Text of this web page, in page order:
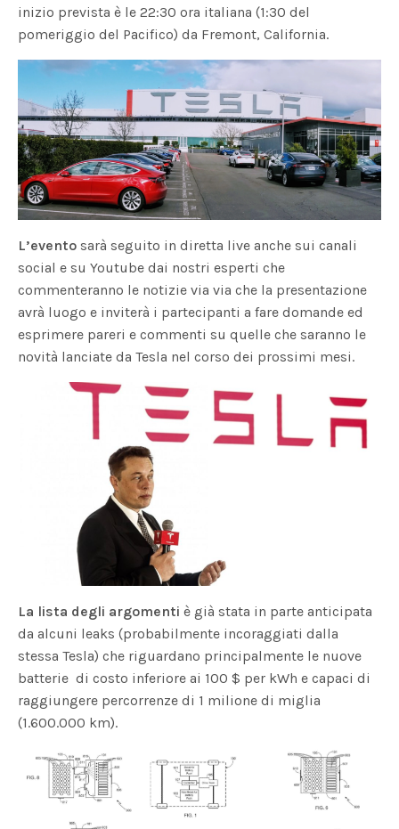
inizio prevista è le 22:30 ora italiana (1:30 del
pomeriggio del Pacifico) da Fremont, California.
L’evento sarà seguito in diretta live anche sui canali
social e su Youtube dai nostri esperti che
commenteranno le notizie via via che la presentazione
avrà luogo e inviterà i partecipanti a fare domande ed
esprimere pareri e commenti su quelle che saranno le
novità lanciate da Tesla nel corso dei prossimi mesi.
La lista degli argomenti è già stata in parte anticipata
da alcuni leaks (probabilmente incoraggiati dalla
stessa Tesla) che riguardano principalmente le nuove
batterie di costo inferiore ai 100 $ per kWh e capaci di
raggiungere percorrenze di 1 milione di miglia
(1.600.000 km).